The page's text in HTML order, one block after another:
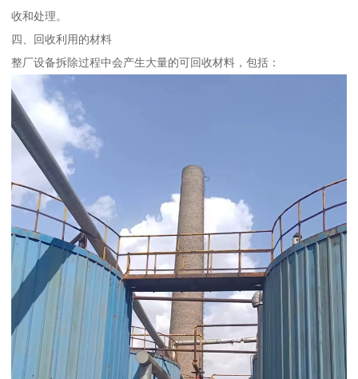
收和处理。
四、回收利用的材料
整厂设备拆除过程中会产生大量的可回收材料，包括：